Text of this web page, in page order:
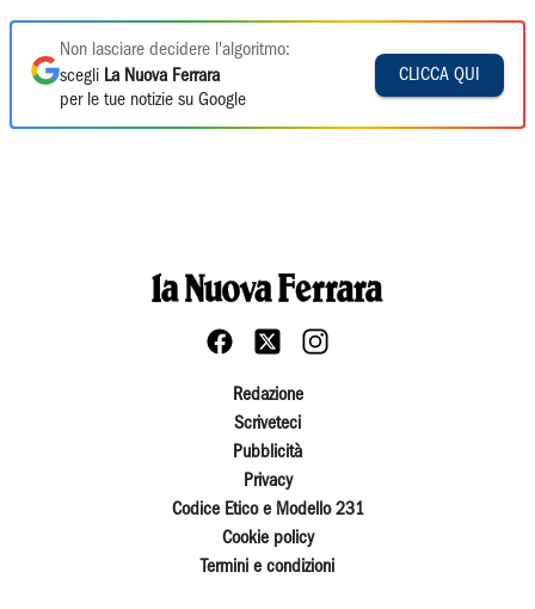
Non lasciare decidere l'algoritmo:
scegli La Nuova Ferrara
per le tue notizie su Google
CLICCA QUI
Redazione
Scriveteci
Pubblicità
Privacy
Codice Etico e Modello 231
Cookie policy
Termini e condizioni